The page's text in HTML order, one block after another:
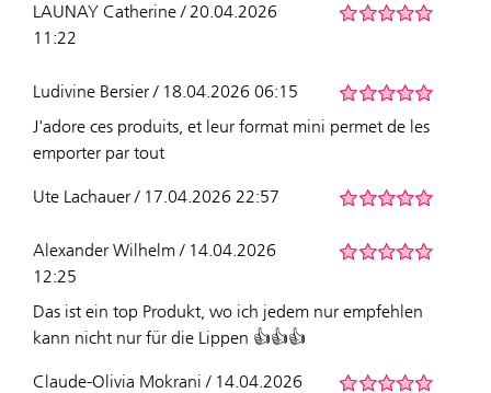
LAUNAY Catherine / 20.04.2026
11:22
Ludivine Bersier / 18.04.2026 06:15
J'adore ces produits, et leur format mini permet de les
emporter par tout
Ute Lachauer / 17.04.2026 22:57
Alexander Wilhelm / 14.04.2026
12:25
Das ist ein top Produkt, wo ich jedem nur empfehlen
kann nicht nur für die Lippen 👍👍👍
Claude-Olivia Mokrani / 14.04.2026